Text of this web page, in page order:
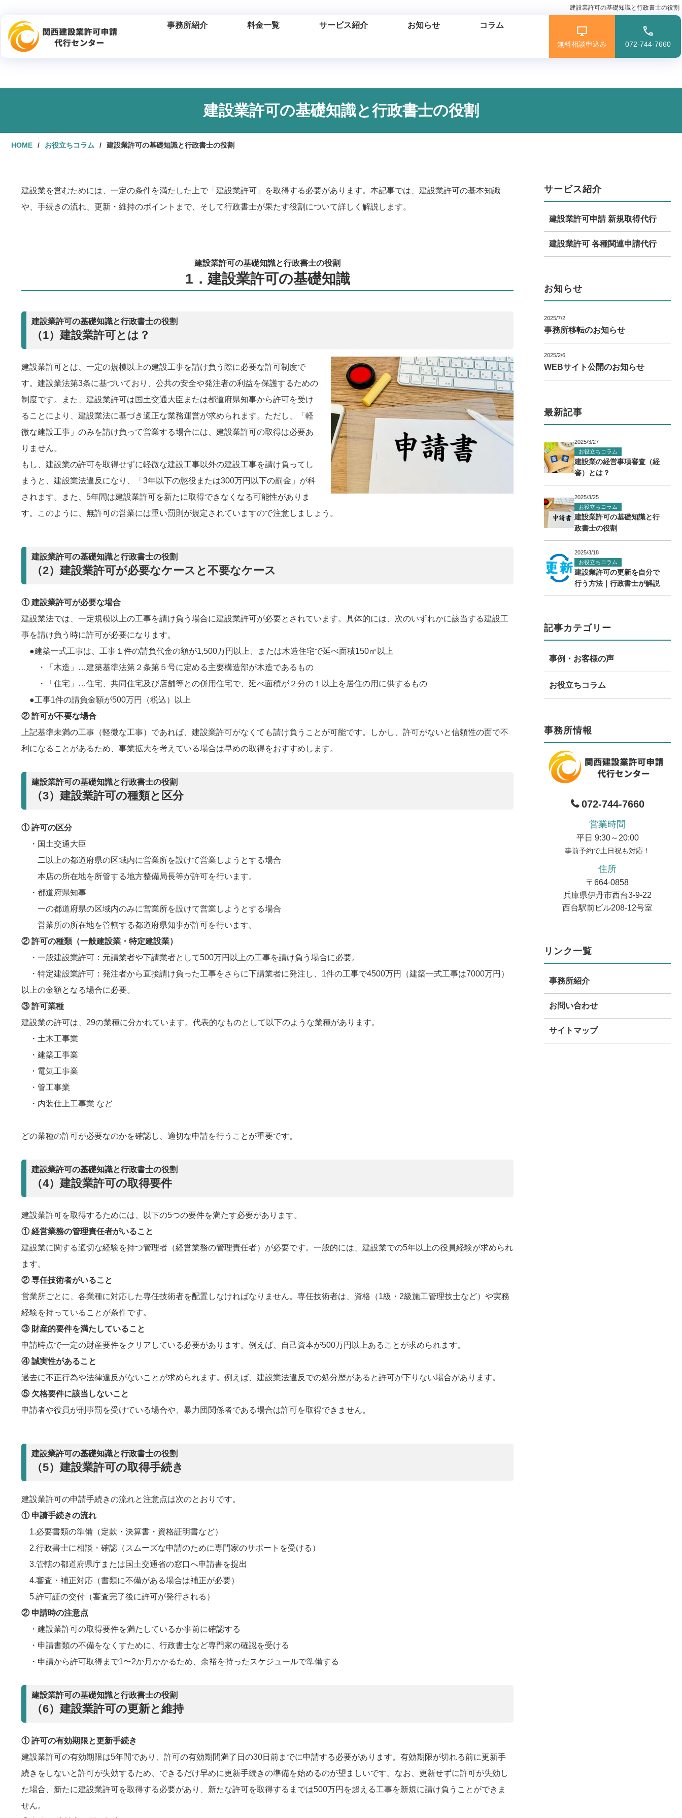
建設業許可の基礎知識と行政書士の役割
無料相談申込み 072-744-7660
事務所紹介 料金一覧 サービス紹介 お知らせ コラム
建設業許可の基礎知識と行政書士の役割
HOME お役立ちコラム 建設業許可の基礎知識と行政書士の役割
建設業を営むためには、一定の条件を満たした上で「建設業許可」を取得する必要があります。本記事では、建設業許可の基本知識
や、手続きの流れ、更新・維持のポイントまで、そして行政書士が果たす役割について詳しく解説します。
建設業許可の基礎知識と行政書士の役割
1．建設業許可の基礎知識
建設業許可の基礎知識と行政書士の役割
（1）建設業許可とは？
建設業許可とは、一定の規模以上の建設工事を請け負う際に必要な許可制度で
す。建設業法第3条に基づいており、公共の安全や発注者の利益を保護するための
制度です。また、建設業許可は国土交通大臣または都道府県知事から許可を受け
ることにより、建設業法に基づき適正な業務運営が求められます。ただし、「軽
微な建設工事」のみを請け負って営業する場合には、建設業許可の取得は必要あ
りません。
もし、建設業の許可を取得せずに軽微な建設工事以外の建設工事を請け負ってし
まうと、建設業法違反になり、「3年以下の懲役または300万円以下の罰金」が科
されます。また、5年間は建設業許可を新たに取得できなくなる可能性がありま
す。このように、無許可の営業には重い罰則が規定されていますので注意しましょう。
建設業許可の基礎知識と行政書士の役割
（2）建設業許可が必要なケースと不要なケース
① 建設業許可が必要な場合
建設業法では、一定規模以上の工事を請け負う場合に建設業許可が必要とされています。具体的には、次のいずれかに該当する建設工
事を請け負う時に許可が必要になります。
●建築一式工事は、工事１件の請負代金の額が1,500万円以上、または木造住宅で延べ面積150㎡以上
・「木造」…建築基準法第２条第５号に定める主要構造部が木造であるもの
・「住宅」…住宅、共同住宅及び店舗等との併用住宅で、延べ面積が２分の１以上を居住の用に供するもの
●工事1件の請負金額が500万円（税込）以上
② 許可が不要な場合
上記基準未満の工事（軽微な工事）であれば、建設業許可がなくても請け負うことが可能です。しかし、許可がないと信頼性の面で不
利になることがあるため、事業拡大を考えている場合は早めの取得をおすすめします。
建設業許可の基礎知識と行政書士の役割
（3）建設業許可の種類と区分
① 許可の区分
・国土交通大臣
二以上の都道府県の区域内に営業所を設けて営業しようとする場合
本店の所在地を所管する地方整備局長等が許可を行います。
・都道府県知事
一の都道府県の区域内のみに営業所を設けて営業しようとする場合
営業所の所在地を管轄する都道府県知事が許可を行います。
② 許可の種類（一般建設業・特定建設業）
・一般建設業許可：元請業者や下請業者として500万円以上の工事を請け負う場合に必要。
・特定建設業許可：発注者から直接請け負った工事をさらに下請業者に発注し、1件の工事で4500万円（建築一式工事は7000万円）
以上の金額となる場合に必要。
③ 許可業種
建設業の許可は、29の業種に分かれています。代表的なものとして以下のような業種があります。
・土木工事業
・建築工事業
・電気工事業
・管工事業
・内装仕上工事業 など
どの業種の許可が必要なのかを確認し、適切な申請を行うことが重要です。
建設業許可の基礎知識と行政書士の役割
（4）建設業許可の取得要件
建設業許可を取得するためには、以下の5つの要件を満たす必要があります。
① 経営業務の管理責任者がいること
建設業に関する適切な経験を持つ管理者（経営業務の管理責任者）が必要です。一般的には、建設業での5年以上の役員経験が求められ
ます。
② 専任技術者がいること
営業所ごとに、各業種に対応した専任技術者を配置しなければなりません。専任技術者は、資格（1級・2級施工管理技士など）や実務
経験を持っていることが条件です。
③ 財産的要件を満たしていること
申請時点で一定の財産要件をクリアしている必要があります。例えば、自己資本が500万円以上あることが求められます。
④ 誠実性があること
過去に不正行為や法律違反がないことが求められます。例えば、建設業法違反での処分歴があると許可が下りない場合があります。
⑤ 欠格要件に該当しないこと
申請者や役員が刑事罰を受けている場合や、暴力団関係者である場合は許可を取得できません。
建設業許可の基礎知識と行政書士の役割
（5）建設業許可の取得手続き
建設業許可の申請手続きの流れと注意点は次のとおりです。
① 申請手続きの流れ
1.必要書類の準備（定款・決算書・資格証明書など）
2.行政書士に相談・確認（スムーズな申請のために専門家のサポートを受ける）
3.管轄の都道府県庁または国土交通省の窓口へ申請書を提出
4.審査・補正対応（書類に不備がある場合は補正が必要）
5.許可証の交付（審査完了後に許可が発行される）
② 申請時の注意点
・建設業許可の取得要件を満たしているか事前に確認する
・申請書類の不備をなくすために、行政書士など専門家の確認を受ける
・申請から許可取得まで1〜2か月かかるため、余裕を持ったスケジュールで準備する
建設業許可の基礎知識と行政書士の役割
（6）建設業許可の更新と維持
① 許可の有効期限と更新手続き
建設業許可の有効期限は5年間であり、許可の有効期間満了日の30日前までに申請する必要があります。有効期限が切れる前に更新手
続きをしないと許可が失効するため、できるだけ早めに更新手続きの準備を始めるのが望ましいです。なお、更新せずに許可が失効し
た場合、新たに建設業許可を取得する必要があり、新たな許可を取得するまでは500万円を超える工事を新規に請け負うことができま
せん。
サービス紹介
建設業許可申請 新規取得代行
建設業許可 各種関連申請代行
お知らせ
2025/7/2
事務所移転のお知らせ
2025/2/6
WEBサイト公開のお知らせ
最新記事
2025/3/27
お役立ちコラム
建設業の経営事項審査（経
審）とは？
2025/3/25
お役立ちコラム
建設業許可の基礎知識と行
政書士の役割
2025/3/18
お役立ちコラム
建設業許可の更新を自分で
行う方法｜行政書士が解説
記事カテゴリー
事例・お客様の声
お役立ちコラム
事務所情報
072-744-7660
営業時間
平日 9:30～20:00
事前予約で土日祝も対応！
住所
〒664-0858
兵庫県伊丹市西台3-9-22
西台駅前ビル208-12号室
リンク一覧
事務所紹介
お問い合わせ
サイトマップ